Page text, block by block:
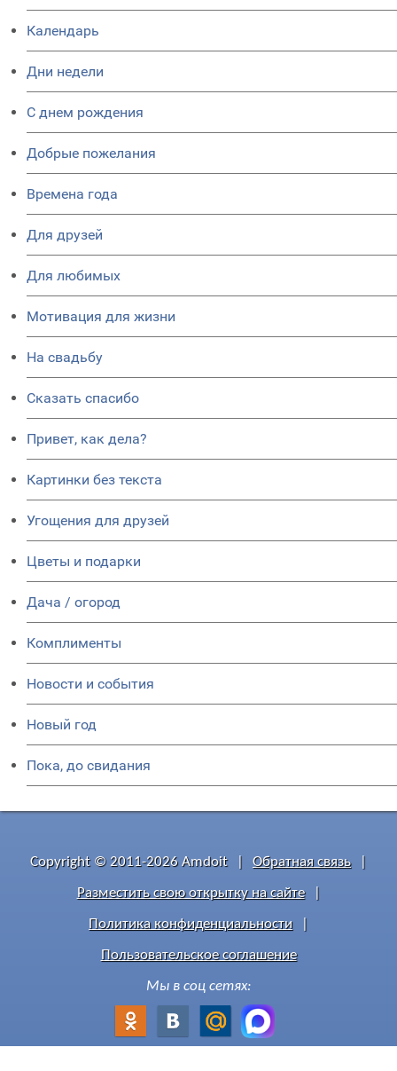
Календарь
Дни недели
C днем рождения
Добрые пожелания
Времена года
Для друзей
Для любимых
Мотивация для жизни
На свадьбу
Сказать спасибо
Привет, как дела?
Картинки без текста
Угощения для друзей
Цветы и подарки
Дача / огород
Комплименты
Новости и события
Новый год
Пока, до свидания
Copyright © 2011-2026 Amdoit Обратная связь
Разместить свою открытку на сайте
Политика конфиденциальности
Пользовательское соглашение
Мы в соц сетях: